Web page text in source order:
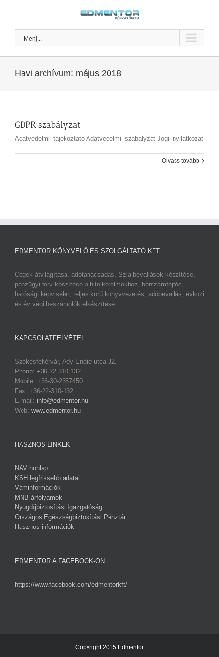
Menj...
Havi archívum: május 2018
GDPR szabályzat
Adatvedelmi_tajekoztato Adatvedelmi_szabalyzat Jogi_nyilatkozat
Olvass tovább
EDMENTOR KÖNYVELŐ ÉS SZOLGÁLTATÓ KFT.
Cégek átvilágítása, adótanácsadás, Szja bevallások készítése,
pénzügyi terv készítése a hitelkérelmekhez, bérszámfejtés,
hatósági képviselet, teljes körű könyvvezetés, adóbevallás, évközi
és év végi beszámolók elkészítése.
KAPCSOLATFELVÉTEL
Székesfehérvár, Ady Endre utca 32.
Phone: +36-22-310-132
Mobile: +36-30-2357450
Fax: +36-22-310-132
E-mail: info@edmentor.hu
Web: www.edmentor.hu
HASZNOS LINKEK
NAV honlap
KSH legfrissebb adatai
Váminformációk
MNB árfolyamok
Nyugdíjbiztosítási Igazgatóság
Országos Egészségbiztosítási Pénztár
Hasznos információk
EDMENTOR A FACEBOOK-ON
https://www.facebook.com/edmentorkft/
Copyright 2015 Edmentor